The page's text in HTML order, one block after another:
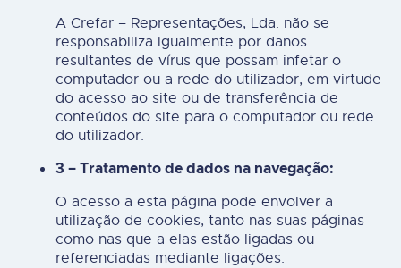
A Crefar – Representações, Lda. não se
responsabiliza igualmente por danos
resultantes de vírus que possam infetar o
computador ou a rede do utilizador, em virtude
do acesso ao site ou de transferência de
conteúdos do site para o computador ou rede
do utilizador.
3 – Tratamento de dados na navegação:
O acesso a esta página pode envolver a
utilização de cookies, tanto nas suas páginas
como nas que a elas estão ligadas ou
referenciadas mediante ligações.